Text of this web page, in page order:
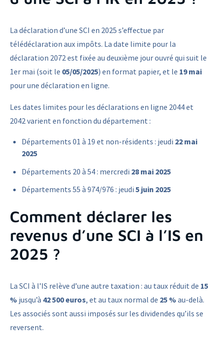
La déclaration d’une SCI en 2025 s’effectue par
télédéclaration aux impôts. La date limite pour la
déclaration 2072 est fixée au deuxième jour ouvré qui suit le
1er mai (soit le 05/05/2025) en format papier, et le 19 mai
pour une déclaration en ligne.
Les dates limites pour les déclarations en ligne 2044 et
2042 varient en fonction du département :
Départements 01 à 19 et non-résidents : jeudi 22 mai
2025
Départements 20 à 54 : mercredi 28 mai 2025
Départements 55 à 974/976 : jeudi 5 juin 2025
Comment déclarer les
revenus d’une SCI à l’IS en
2025 ?
La SCI à l’IS relève d’une autre taxation : au taux réduit de 15
% jusqu’à 42 500 euros, et au taux normal de 25 % au-delà.
Les associés sont aussi imposés sur les dividendes qu’ils se
reversent.